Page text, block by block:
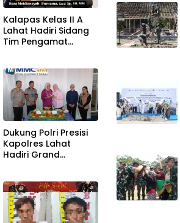
Kalapas Kelas II A
Lahat Hadiri Sidang
Tim Pengamat
TPP KanWil DirJenPas
Sumsel Dan Bapas
Kelas II Lahat
Dukung Polri Presisi
Kapolres Lahat
Hadiri Grand